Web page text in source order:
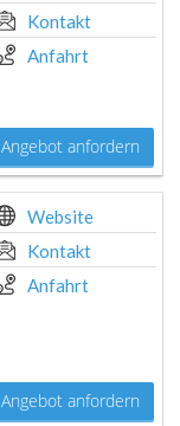
Kontakt
Anfahrt
Angebot anfordern
Website
Kontakt
Anfahrt
Angebot anfordern